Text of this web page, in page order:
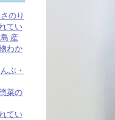
のり
てい
産
わか
ぶ・
菜の
てい